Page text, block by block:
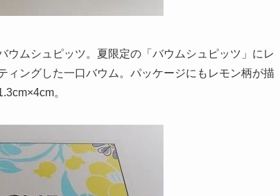
ムシュピッツ。夏限定の「バウムシュピッツ」にレ
ングした一口バウム。パッケージにもレモン柄が描
。